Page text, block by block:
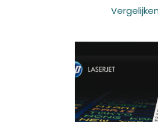
Vergelijken